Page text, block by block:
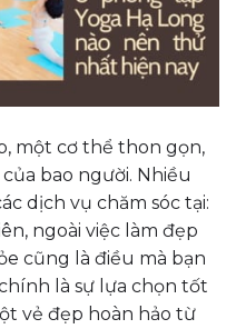
một cơ thể thon gọn,
bao người. Nhiều
dịch vụ chăm sóc tại:
ngoài việc làm đẹp
cũng là điều mà bạn
là sự lựa chọn tốt
vẻ đẹp hoàn hảo từ